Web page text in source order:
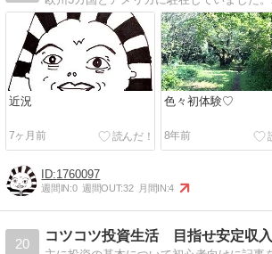
近況
7ヶ月前
色々初体験♡
8年前
1760097
週間IN:0 週間OUT:32 月間IN:4
20
コツコツ投資生活 目指せ安定収入